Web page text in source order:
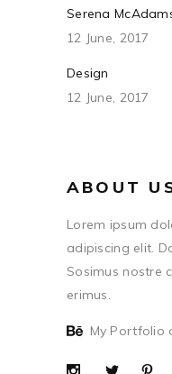
Serena
12 June, 2017
Design
12 June, 2017
ABOUT
Lorem ipsum
adipiscing elit.
Sosimus nostre
erimus.
My Portfolio